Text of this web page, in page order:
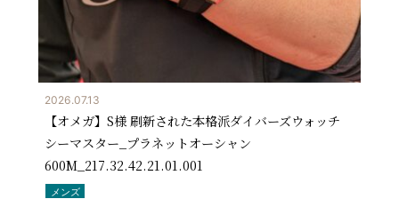
2026.07.13
【オメガ】S様 刷新された本格派ダイバーズウォッチ
シーマスター_プラネットオーシャン
600M_217.32.42.21.01.001
メンズ